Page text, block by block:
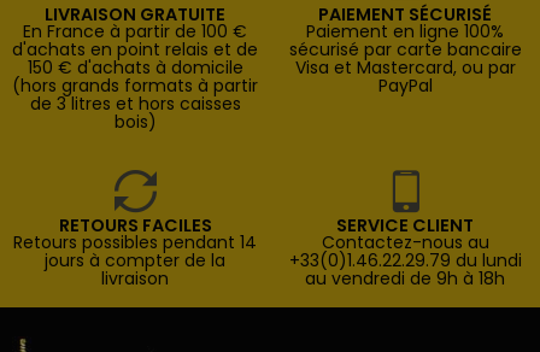
LIVRAISON GRATUITE
En France à partir de 100 €
d'achats en point relais et de
150 € d'achats à domicile
(hors grands formats à partir
de 3 litres et hors caisses
bois)
PAIEMENT SÉCURISÉ
Paiement en ligne 100%
sécurisé par carte bancaire
Visa et Mastercard, ou par
PayPal
RETOURS FACILES
Retours possibles pendant 14
jours à compter de la
livraison
SERVICE CLIENT
Contactez-nous au
+33(0)1.46.22.29.79 du lundi
au vendredi de 9h à 18h